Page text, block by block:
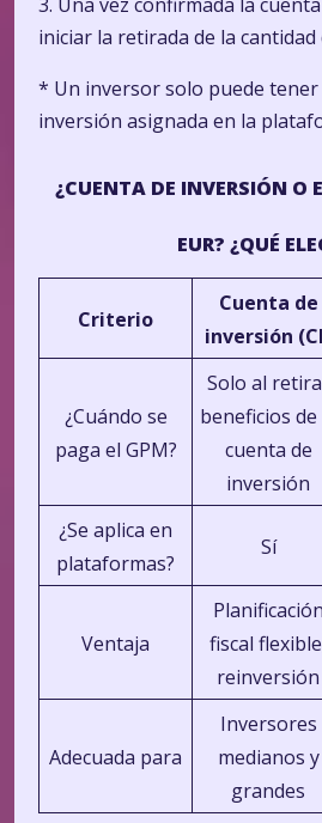
iniciar la retirada de la cantidad
* Un inversor solo puede tener
inversión asignada en la
¿CUENTA DE INVERSIÓN O
EUR? ¿QUÉ
Criterio
Cuenta de
inversión
¿Cuándo se
paga el GPM?
Solo al
beneficios de
cuenta de
inversión
¿Se aplica en
plataformas?
Sí
Ventaja
Planificación
fiscal
reinversión
Adecuada para
Inversores
medianos y
grandes